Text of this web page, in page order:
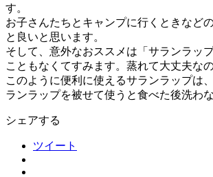
す。
お子さんたちとキャンプに行くときなど
と良いと思います。
そして、意外なおススメは「サランラッ
こともなくてすみます。蒸れて大丈夫な
このように便利に使えるサランラップは
ランラップを被せて使うと食べた後洗わ
シェアする
ツイート